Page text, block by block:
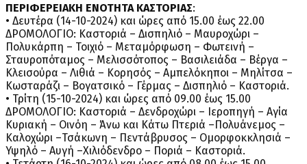
ΠΕΡΙΦΕΡΕΙΑΚΗ ΕΝΟΤΗΤΑ ΚΑΣΤΟΡΙΑΣ:
• Δευτέρα (14-10-2024) και ώρες από 15.00 έως 22.00
ΔΡΟΜΟΛΟΓΙΟ: Καστοριά – Δισπηλιό – Μαυροχώρι –
Πολυκάρπη – Τοιχιό – Μεταμόρφωση – Φωτεινή –
Σταυροπόταμος – Μελισσότοπος – Βασιλειάδα – Βέργα –
Κλεισούρα – Λιθιά – Κορησός – Αμπελόκηποι – Μηλίτσα –
Κωσταράζι – Βογατσικό – Γέρμας – Δισπηλιό – Καστοριά.
• Τρίτη (15-10-2024) και ώρες από 09.00 έως 15.00
ΔΡΟΜΟΛΟΓΙΟ: Καστοριά – Δενδροχώρι – Ιεροπηγή – Αγία
Κυριακή – Οινόη – Άνω και Κάτω Πτεριά –Πολυάνεμος –
Καλοχώρι –Τσάκωνη – Πεντάβρυσος – Ομορφοκκλησιά –
Υψηλό – Αυγή –Χιλιόδενδρο – Ποριά – Καστοριά.